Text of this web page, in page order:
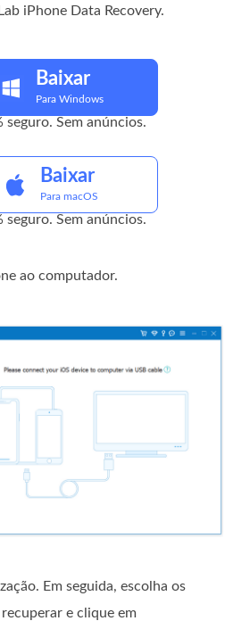
iPhone Data Recovery.
Baixar
Para Windows
seguro. Sem anúncios.
Baixar
Para macOS
seguro. Sem anúncios.
ao computador.
Em seguida, escolha os
e clique em